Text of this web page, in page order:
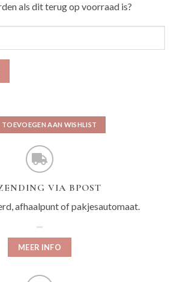
als dit terug op voorraad is?
TOEVOEGEN AAN WISHLIST
VIA BPOST
afhaalpunt of pakjesautomaat.
MEER INFO